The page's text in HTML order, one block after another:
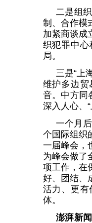
二是组
制、合作模
加紧商谈成
织犯罪中
局。
三是“上
维护多边
音。中方同
深入人心、
一个月
个国际组织
一届峰会，
为峰会做了
项工作，在
好、团结、
活力、更
体。
澎湃新